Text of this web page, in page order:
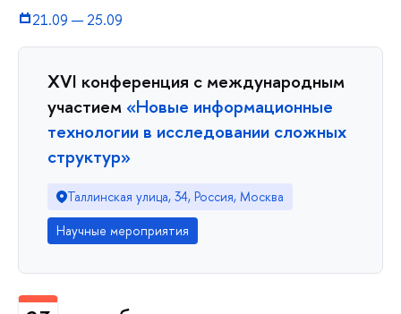
21.09 — 25.09
XVI конференция с международным
участием«Новые информационные
технологии в исследовании сложных
структур»
Таллинская улица, 34, Россия, Москва
Научные мероприятия